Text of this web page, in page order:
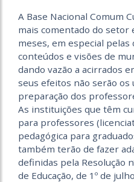
A Base Nacional Comum
mais comentado do setor
meses, em especial
conteúdos e visões de
dando vazão a acirrados
seus efeitos não serão
preparação dos
As instituições que têm
para professores
pedagógica para
também terão de fazer
definidas pela Resolução
de Educação, de 1º de